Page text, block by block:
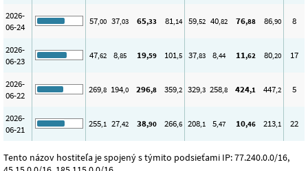
2026-
06-24
57,00 37,03 65,33 81,14 59,52 40,82 76,88 86,90 8
2026-
06-23
47,62 8,85 19,59 101,5 37,83 8,44 11,62 80,20 17
2026-
06-22
269,8 194,0 296,8 359,2 329,3 258,8 424,1 447,2 5
2026-
06-21
255,1 27,42 38,90 266,6 208,1 5,47 10,46 213,1 22
Tento názov hostiteľa je spojený s týmito podsieťami IP: 77.240.0.0/16,